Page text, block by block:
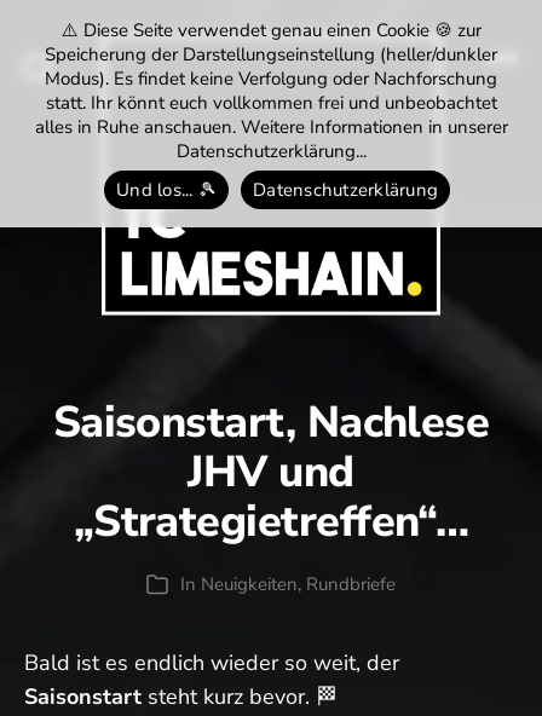
e.V.
Saisonstart, Nachlese
JHV und
„Strategietreffen“…
Kategorien
In Neuigkeiten, Rundbriefe
Bald ist es endlich wieder so weit, der
Saisonstart steht kurz bevor. 🏁
⚠️ Diese Seite verwendet genau einen Cookie 🍪 zur
Speicherung der Darstellungseinstellung (heller/dunkler
Modus). Es findet keine Verfolgung oder Nachforschung
statt. Ihr könnt euch vollkommen frei und unbeobachtet
alles in Ruhe anschauen. Weitere Informationen in unserer
Datenschutzerklärung...
Und los... 🎾
Datenschutzerklärung